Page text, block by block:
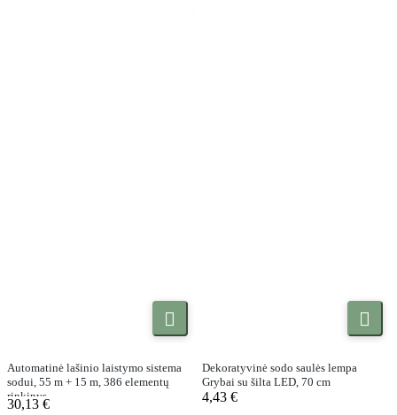

Automatinė lašinio laistymo sistema
sodui, 55 m + 15 m, 386 elementų
rinkinys
30,13 €

Dekoratyvinė sodo saulės lempa
Grybai su šilta LED, 70 cm
4,43 €